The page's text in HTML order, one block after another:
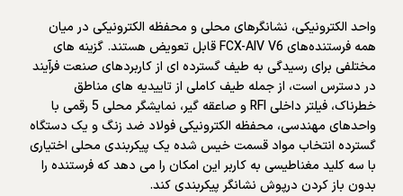
واحد الکترونیکی، نشانگرهای محلی و محفظه الکترونیکی در میان
همه فرستنده‌های FCX-AIV V6 قابل تعویض هستند. گزینه های
مختلفی برای رسیدگی به طیف گسترده ای از کاربردهای صنعت فرآیند
در دسترس است، از جمله طیف کاملی از تاییدیه های مناطق
خطرناک، فیلتر داخلی RFI و صاعقه گیر، نمایشگر محلی 5 رقمی با
واحدهای مهندسی، محفظه الکترونیکی فولاد ضد زنگ و یک دستگاه
گسترده انتخاب مواد قسمت خیس شده یک پیکربندی محلی اختیاری
با سه کلید مغناطیسی به کاربر این امکان را می دهد که فرستنده را
بدون باز کردن درپوش نشانگر پیکربندی کند.